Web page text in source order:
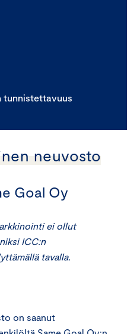
tunnistettavuus
neuvosto
Goal Oy
ei ollut
ICC:n
tavalla.
on saanut